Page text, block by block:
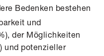
Bedenken bestehen
und
der Möglichkeiten
und potenzieller